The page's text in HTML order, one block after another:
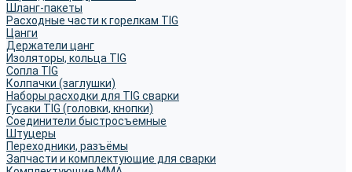
Шланг-пакеты
Расходные части к горелкам TIG
Цанги
Держатели цанг
Изоляторы, кольца TIG
Сопла TIG
Колпачки (заглушки)
Наборы расходки для TIG сварки
Гусаки TIG (головки, кнопки)
Соединители быстросъемные
Штуцеры
Переходники, разъёмы
Запчасти и комплектующие для сварки